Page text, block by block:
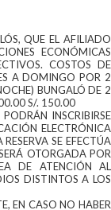
QUE EL AFILIADO
ECONÓMICAS
COSTOS DE
A DOMINGO POR 2
BUNGALÓ DE 2
S/. 150.00
INSCRIBIRSE
ELECTRÓNICA
SE EFECTÚA
OTORGADA POR
DE ATENCIÓN AL
DISTINTOS A LOS
EN CASO NO HABER